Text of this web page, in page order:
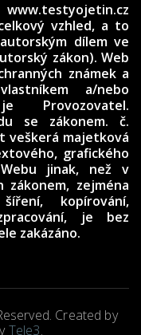
vzhled, a to
dílem ve
zákon). Web
známek a
a/nebo
Provozovatel.
se zákonem. č.
veškerá majetková
grafického
jinak, než v
zákonem, zejména
kopírování,
je bez
zakázáno.
Created by
Tele3.